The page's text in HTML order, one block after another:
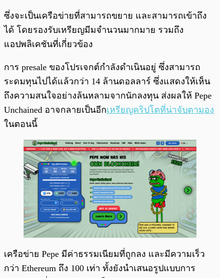
ซึ่งจะเป็นเครือข่ายที่สามารถขยาย และสามารถเข้าถึง
ได้ โดยรองรับเหรียญมีมจำนวนมากมาย รวมถึง
แอปพลิเคชันที่เกี่ยวข้อง
การ presale ของโปรเจกต์กำลังดำเนินอยู่ ซึ่งสามารถ
ระดมทุนไปได้แล้วกว่า 14 ล้านดอลลาร์ ซึ่งแสดงให้เห็น
ถึงความสนใจอย่างล้นหลามจากนักลงทุน ส่งผลให้ Pepe
Unchained อาจกลายเป็นอีกเหรียญคริปโตที่น่าจับตามอง
ในตอนนี้
เครือข่าย Pepe มีค่าธรรมเนียมที่ถูกลง และมีความเร็ว
กว่า Ethereum ถึง 100 เท่า ทั้งยังนำเสนอรูปแบบการ